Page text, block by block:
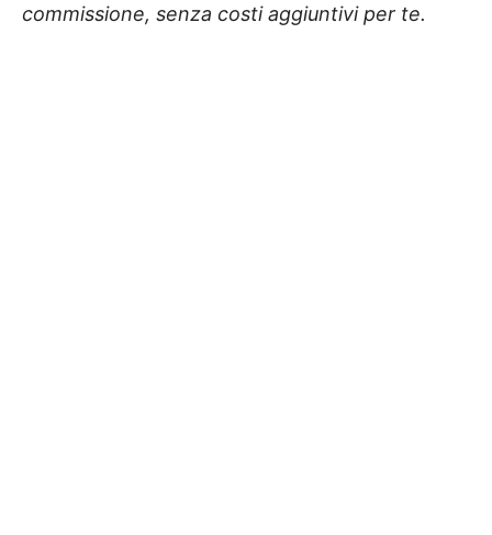
commissione, senza costi aggiuntivi per te.